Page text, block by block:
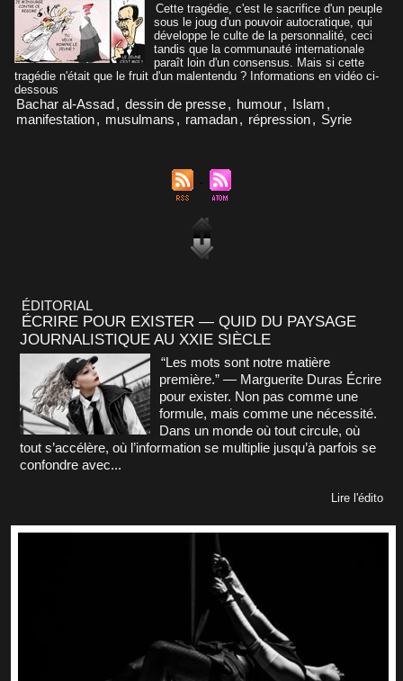
Cette tragédie, c'est le sacrifice d'un peuple
sous le joug d'un pouvoir autocratique, qui
développe le culte de la personnalité, ceci
tandis que la communauté internationale
paraît loin d'un consensus. Mais si cette
tragédie n'était que le fruit d'un malentendu ? Informations en vidéo ci-
dessous
Bachar al-Assad, dessin de presse, humour, Islam ,
manifestation, musulmans , ramadan, répression, Syrie
ÉDITORIAL
ÉCRIRE POUR EXISTER — QUID DU PAYSAGE
JOURNALISTIQUE AU XXIE SIÈCLE
“Les mots sont notre matière
première.” — Marguerite Duras Écrire
pour exister. Non pas comme une
formule, mais comme une nécessité.
Dans un monde où tout circule, où
tout s’accélère, où l’information se multiplie jusqu’à parfois se
confondre avec...
Lire l'édito